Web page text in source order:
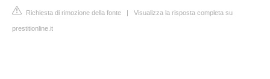
Richiesta di rimozione della fonte | Visualizza la risposta completa su
prestitionline.it